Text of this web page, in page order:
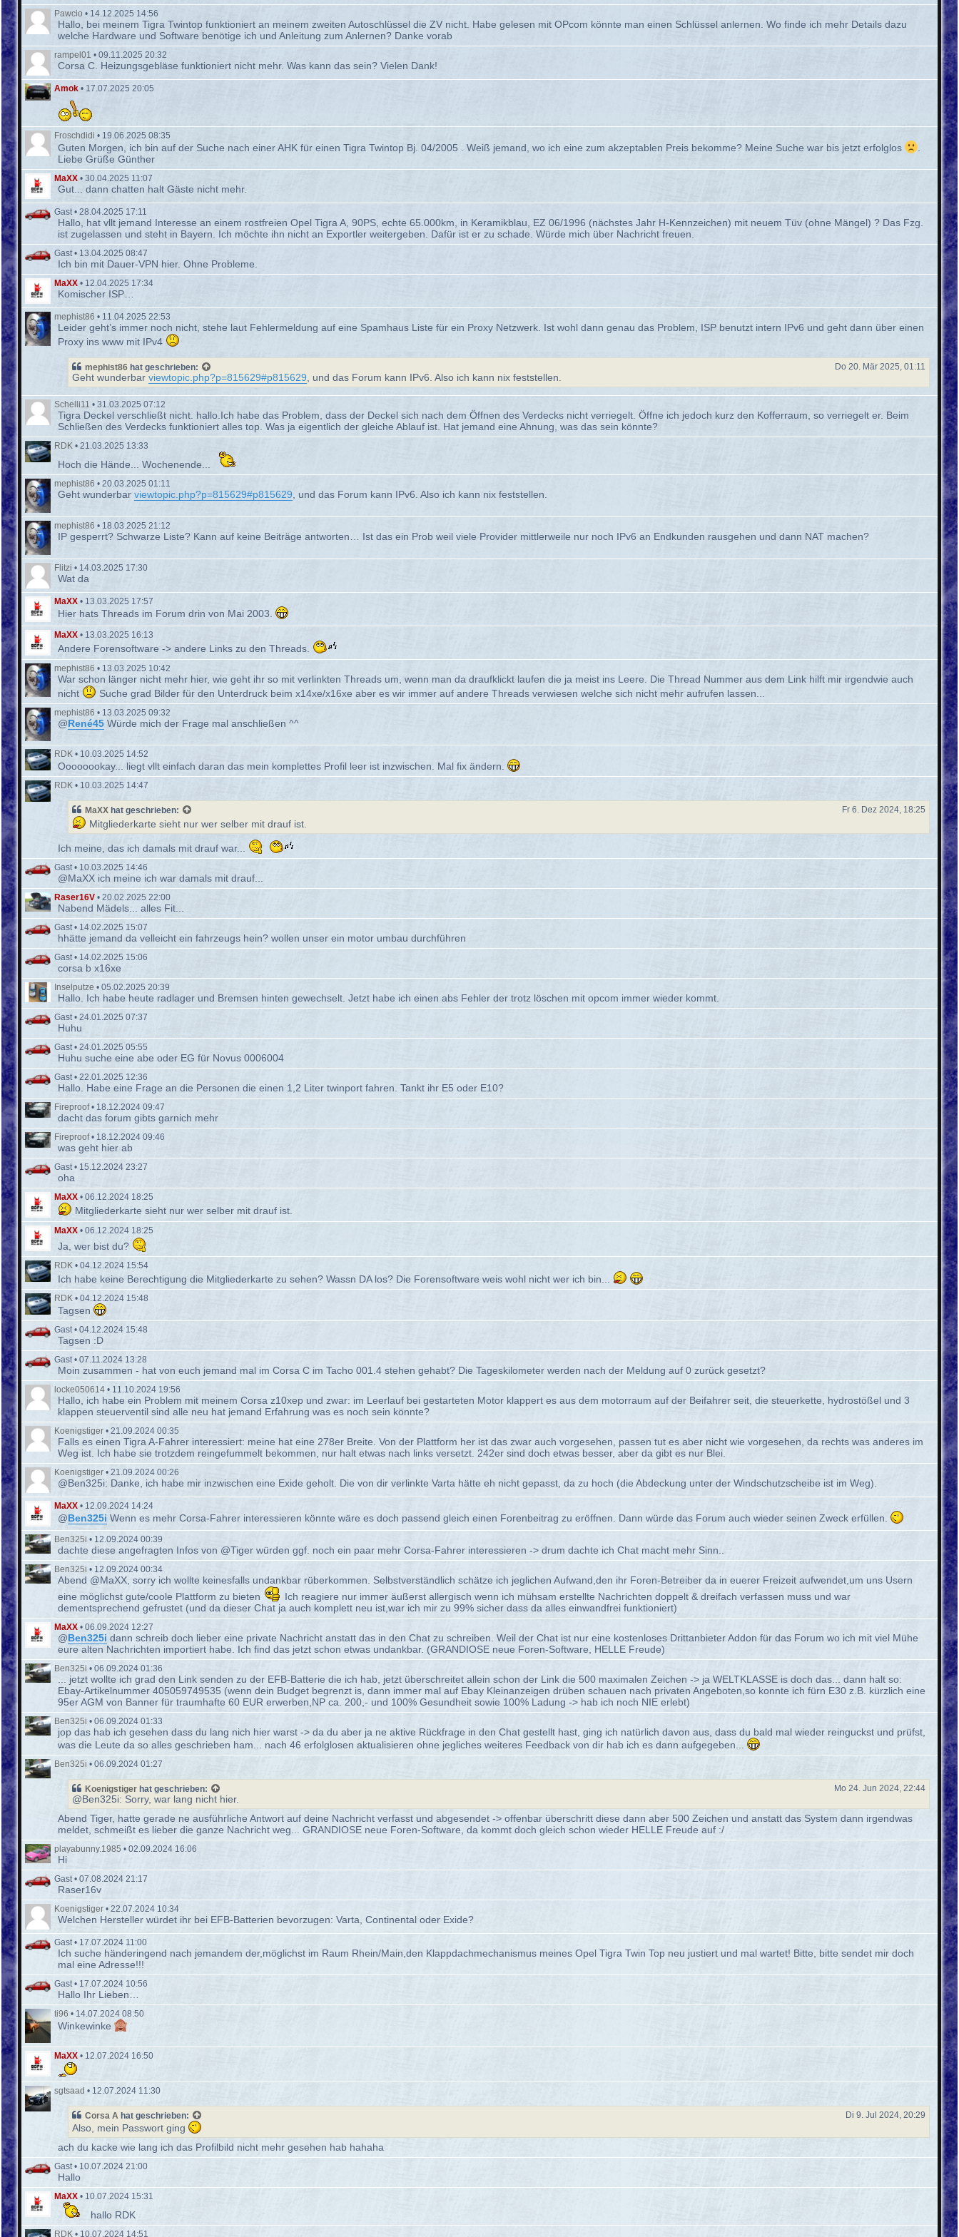
Pawcio • 14.12.2025 14:56
Hallo, bei meinem Tigra Twintop funktioniert an meinem zweiten Autoschlüssel die ZV nicht. Habe gelesen mit OPcom könnte man einen Schlüssel anlernen. Wo finde ich mehr Details dazu
welche Hardware und Software benötige ich und Anleitung zum Anlernen? Danke vorab
rampel01 • 09.11.2025 20:32
Corsa C. Heizungsgebläse funktioniert nicht mehr. Was kann das sein? Vielen Dank!
Amok • 17.07.2025 20:05
Froschdidi • 19.06.2025 08:35
Guten Morgen, ich bin auf der Suche nach einer AHK für einen Tigra Twintop Bj. 04/2005 . Weiß jemand, wo ich eine zum akzeptablen Preis bekomme? Meine Suche war bis jetzt erfolglos
.
Liebe Grüße Günther
MaXX • 30.04.2025 11:07
Gut... dann chatten halt Gäste nicht mehr.
Gast• 28.04.2025 17:11
Hallo, hat vllt jemand Interesse an einem rostfreien Opel Tigra A, 90PS, echte 65.000km, in Keramikblau, EZ 06/1996 (nächstes Jahr H-Kennzeichen) mit neuem Tüv (ohne Mängel) ? Das Fzg.
ist zugelassen und steht in Bayern. Ich möchte ihn nicht an Exportler weitergeben. Dafür ist er zu schade. Würde mich über Nachricht freuen.
Gast• 13.04.2025 08:47
Ich bin mit Dauer-VPN hier. Ohne Probleme.
MaXX • 12.04.2025 17:34
Komischer ISP…
mephist86 • 11.04.2025 22:53
Leider geht’s immer noch nicht, stehe laut Fehlermeldung auf eine Spamhaus Liste für ein Proxy Netzwerk. Ist wohl dann genau das Problem, ISP benutzt intern IPv6 und geht dann über einen
Proxy ins www mit IPv4
mephist86hat geschrieben: Do 20. Mär 2025, 01:11
Geht wunderbar viewtopic.php?p=815629#p815629 , und das Forum kann IPv6. Also ich kann nix feststellen.
Schelli11 • 31.03.2025 07:12
Tigra Deckel verschließt nicht. hallo.Ich habe das Problem, dass der Deckel sich nach dem Öffnen des Verdecks nicht verriegelt. Öffne ich jedoch kurz den Kofferraum, so verriegelt er. Beim
Schließen des Verdecks funktioniert alles top. Was ja eigentlich der gleiche Ablauf ist. Hat jemand eine Ahnung, was das sein könnte?
RDK • 21.03.2025 13:33
Hoch die Hände... Wochenende...
mephist86 • 20.03.2025 01:11
Geht wunderbar viewtopic.php?p=815629#p815629 , und das Forum kann IPv6. Also ich kann nix feststellen.
mephist86 • 18.03.2025 21:12
IP gesperrt? Schwarze Liste? Kann auf keine Beiträge antworten… Ist das ein Prob weil viele Provider mittlerweile nur noch IPv6 an Endkunden rausgehen und dann NAT machen?
Flitzi • 14.03.2025 17:30
Wat da
MaXX • 13.03.2025 17:57
Hier hats Threads im Forum drin von Mai 2003.
MaXX • 13.03.2025 16:13
Andere Forensoftware -> andere Links zu den Threads.
mephist86 • 13.03.2025 10:42
War schon länger nicht mehr hier, wie geht ihr so mit verlinkten Threads um, wenn man da draufklickt laufen die ja meist ins Leere. Die Thread Nummer aus dem Link hilft mir irgendwie auch
nicht
Suche grad Bilder für den Unterdruck beim x14xe/x16xe aber es wir immer auf andere Threads verwiesen welche sich nicht mehr aufrufen lassen...
mephist86 • 13.03.2025 09:32
@René45 Würde mich der Frage mal anschließen ^^
RDK • 10.03.2025 14:52
Oooooookay... liegt vllt einfach daran das mein komplettes Profil leer ist inzwischen. Mal fix ändern.
RDK • 10.03.2025 14:47
MaXXhat geschrieben: Fr 6. Dez 2024, 18:25
Mitgliederkarte sieht nur wer selber mit drauf ist.
Ich meine, das ich damals mit drauf war...
Gast• 10.03.2025 14:46
@MaXX ich meine ich war damals mit drauf...
Raser16V • 20.02.2025 22:00
Nabend Mädels... alles Fit...
Gast• 14.02.2025 15:07
hhätte jemand da velleicht ein fahrzeugs hein? wollen unser ein motor umbau durchführen
Gast• 14.02.2025 15:06
corsa b x16xe
Inselputze • 05.02.2025 20:39
Hallo. Ich habe heute radlager und Bremsen hinten gewechselt. Jetzt habe ich einen abs Fehler der trotz löschen mit opcom immer wieder kommt.
Gast• 24.01.2025 07:37
Huhu
Gast• 24.01.2025 05:55
Huhu suche eine abe oder EG für Novus 0006004
Gast• 22.01.2025 12:36
Hallo. Habe eine Frage an die Personen die einen 1,2 Liter twinport fahren. Tankt ihr E5 oder E10?
Fireproof• 18.12.2024 09:47
dacht das forum gibts garnich mehr
Fireproof• 18.12.2024 09:46
was geht hier ab
Gast• 15.12.2024 23:27
oha
MaXX • 06.12.2024 18:25
Mitgliederkarte sieht nur wer selber mit drauf ist.
MaXX • 06.12.2024 18:25
Ja, wer bist du?
RDK • 04.12.2024 15:54
Ich habe keine Berechtigung die Mitgliederkarte zu sehen? Wassn DA los? Die Forensoftware weis wohl nicht wer ich bin...
RDK • 04.12.2024 15:48
Tagsen
Gast• 04.12.2024 15:48
Tagsen :D
Gast• 07.11.2024 13:28
Moin zusammen - hat von euch jemand mal im Corsa C im Tacho 001.4 stehen gehabt? Die Tageskilometer werden nach der Meldung auf 0 zurück gesetzt?
locke050614 • 11.10.2024 19:56
Hallo, ich habe ein Problem mit meinem Corsa z10xep und zwar: im Leerlauf bei gestarteten Motor klappert es aus dem motorraum auf der Beifahrer seit, die steuerkette, hydrostößel und 3
klappen steuerventil sind alle neu hat jemand Erfahrung was es noch sein könnte?
Koenigstiger • 21.09.2024 00:35
Falls es einen Tigra A-Fahrer interessiert: meine hat eine 278er Breite. Von der Plattform her ist das zwar auch vorgesehen, passen tut es aber nicht wie vorgesehen, da rechts was anderes im
Weg ist. Ich habe sie trotzdem reingefummelt bekommen, nur halt etwas nach links versetzt. 242er sind doch etwas besser, aber da gibt es nur Blei.
Koenigstiger • 21.09.2024 00:26
@Ben325i: Danke, ich habe mir inzwischen eine Exide geholt. Die von dir verlinkte Varta hätte eh nicht gepasst, da zu hoch (die Abdeckung unter der Windschutzscheibe ist im Weg).
MaXX • 12.09.2024 14:24
@Ben325i Wenn es mehr Corsa-Fahrer interessieren könnte wäre es doch passend gleich einen Forenbeitrag zu eröffnen. Dann würde das Forum auch wieder seinen Zweck erfüllen.
Ben325i • 12.09.2024 00:39
dachte diese angefragten Infos von @Tiger würden ggf. noch ein paar mehr Corsa-Fahrer interessieren -> drum dachte ich Chat macht mehr Sinn..
Ben325i • 12.09.2024 00:34
Abend @MaXX, sorry ich wollte keinesfalls undankbar rüberkommen. Selbstverständlich schätze ich jeglichen Aufwand,den ihr Foren-Betreiber da in euerer Freizeit aufwendet,um uns Usern
eine möglichst gute/coole Plattform zu bieten
Ich reagiere nur immer äußerst allergisch wenn ich mühsam erstellte Nachrichten doppelt & dreifach verfassen muss und war
dementsprechend gefrustet (und da dieser Chat ja auch komplett neu ist,war ich mir zu 99% sicher dass da alles einwandfrei funktioniert)
MaXX • 06.09.2024 12:27
@Ben325i dann schreib doch lieber eine private Nachricht anstatt das in den Chat zu schreiben. Weil der Chat ist nur eine kostenloses Drittanbieter Addon für das Forum wo ich mit viel Mühe
eure alten Nachrichten importiert habe. Ich find das jetzt schon etwas undankbar. (GRANDIOSE neue Foren-Software, HELLE Freude)
Ben325i • 06.09.2024 01:36
... jetzt wollte ich grad den Link senden zu der EFB-Batterie die ich hab, jetzt überschreitet allein schon der Link die 500 maximalen Zeichen -> ja WELTKLASSE is doch das... dann halt so:
Ebay-Artikelnummer 405059749535 (wenn dein Budget begrenzt is, dann immer mal auf Ebay Kleinanzeigen drüben schauen nach privaten Angeboten,so konnte ich fürn E30 z.B. kürzlich eine
95er AGM von Banner für traumhafte 60 EUR erwerben,NP ca. 200,- und 100% Gesundheit sowie 100% Ladung -> hab ich noch NIE erlebt)
Ben325i • 06.09.2024 01:33
jop das hab ich gesehen dass du lang nich hier warst -> da du aber ja ne aktive Rückfrage in den Chat gestellt hast, ging ich natürlich davon aus, dass du bald mal wieder reinguckst und prüfst,
was die Leute da so alles geschrieben ham... nach 46 erfolglosen aktualisieren ohne jegliches weiteres Feedback von dir hab ich es dann aufgegeben...
Ben325i • 06.09.2024 01:27
Koenigstigerhat geschrieben: Mo 24. Jun 2024, 22:44
@Ben325i: Sorry, war lang nicht hier.
Abend Tiger, hatte gerade ne ausführliche Antwort auf deine Nachricht verfasst und abgesendet -> offenbar überschritt diese dann aber 500 Zeichen und anstatt das System dann irgendwas
meldet, schmeißt es lieber die ganze Nachricht weg... GRANDIOSE neue Foren-Software, da kommt doch gleich schon wieder HELLE Freude auf :/
playabunny.1985 • 02.09.2024 16:06
Hi
Gast • 07.08.2024 21:17
Raser16v
Koenigstiger • 22.07.2024 10:34
Welchen Hersteller würdet ihr bei EFB-Batterien bevorzugen: Varta, Continental oder Exide?
Gast • 17.07.2024 11:00
Ich suche händeringend nach jemandem der,möglichst im Raum Rhein/Main,den Klappdachmechanismus meines Opel Tigra Twin Top neu justiert und mal wartet! Bitte, bitte sendet mir doch
mal eine Adresse!!!
Gast • 17.07.2024 10:56
Hallo Ihr Lieben…
ti96 • 14.07.2024 08:50
Winkewinke
MaXX • 12.07.2024 16:50
sgtsaad • 12.07.2024 11:30
Corsa Ahat geschrieben: Di 9. Jul 2024, 20:29
Also, mein Passwort ging
ach du kacke wie lang ich das Profilbild nicht mehr gesehen hab hahaha
Gast• 10.07.2024 21:00
Hallo
MaXX • 10.07.2024 15:31
hallo RDK
RDK • 10.07.2024 14:51